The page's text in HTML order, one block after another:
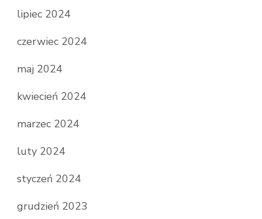
lipiec 2024
czerwiec 2024
maj 2024
kwiecień 2024
marzec 2024
luty 2024
styczeń 2024
grudzień 2023